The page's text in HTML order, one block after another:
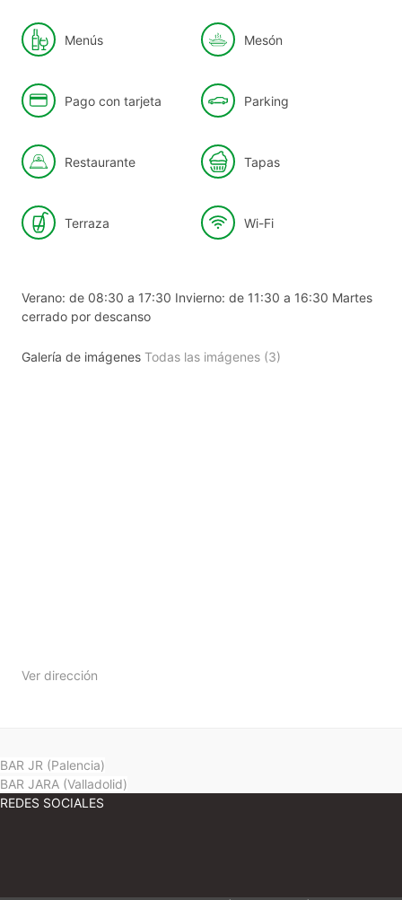
Menús Mesón
Pago con tarjeta Parking
Restaurante Tapas
Terraza Wi-Fi
Verano: de 08:30 a 17:30 Invierno: de 11:30 a 16:30 Martes
cerrado por descanso
Galería de imágenes Todas las imágenes (3)
Ver dirección
BAR JR (Palencia)
BAR JARA (Valladolid)
REDES SOCIALES